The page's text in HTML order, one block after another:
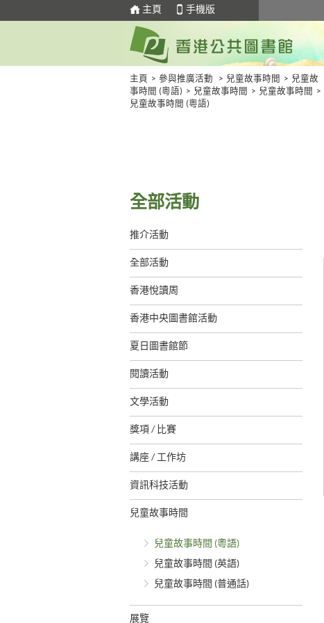
主頁 手機版
主頁 > 參與推廣活動 > 兒童故事時間 > 兒童故
事時間 (粵語) > 兒童故事時間 > 兒童故事時間
>
兒童故事時間 (粵語)
全部活動
推介活動
全部活動
香港悅讀周
香港中央圖書館活動
夏日圖書館節
閱讀活動
文學活動
獎項 / 比賽
講座 / 工作坊
資訊科技活動
兒童故事時間
兒童故事時間 (粵語)
兒童故事時間 (英語)
兒童故事時間 (普通話)
展覽